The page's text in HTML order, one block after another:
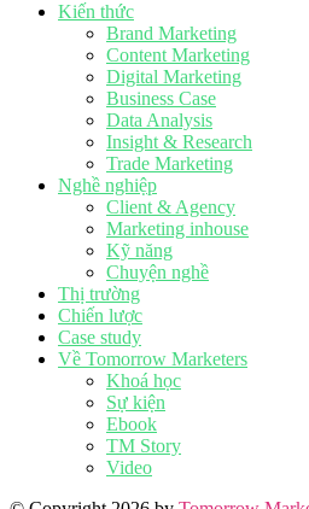
Kiến thức
Brand Marketing
Content Marketing
Digital Marketing
Business Case
Data Analysis
Insight & Research
Trade Marketing
Nghề nghiệp
Client & Agency
Marketing inhouse
Kỹ năng
Chuyện nghề
Thị trường
Chiến lược
Case study
Về Tomorrow Marketers
Khoá học
Sự kiện
Ebook
TM Story
Video